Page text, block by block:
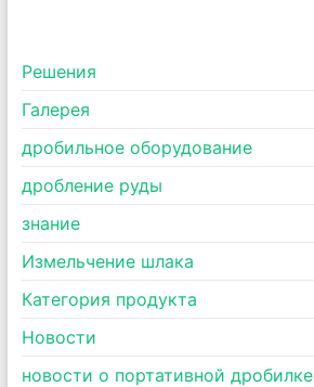
Pешения
Галерея
дробильное оборудование
дробление руды
знание
Измельчение шлака
Категория продукта
Новости
новости о портативной дробилке